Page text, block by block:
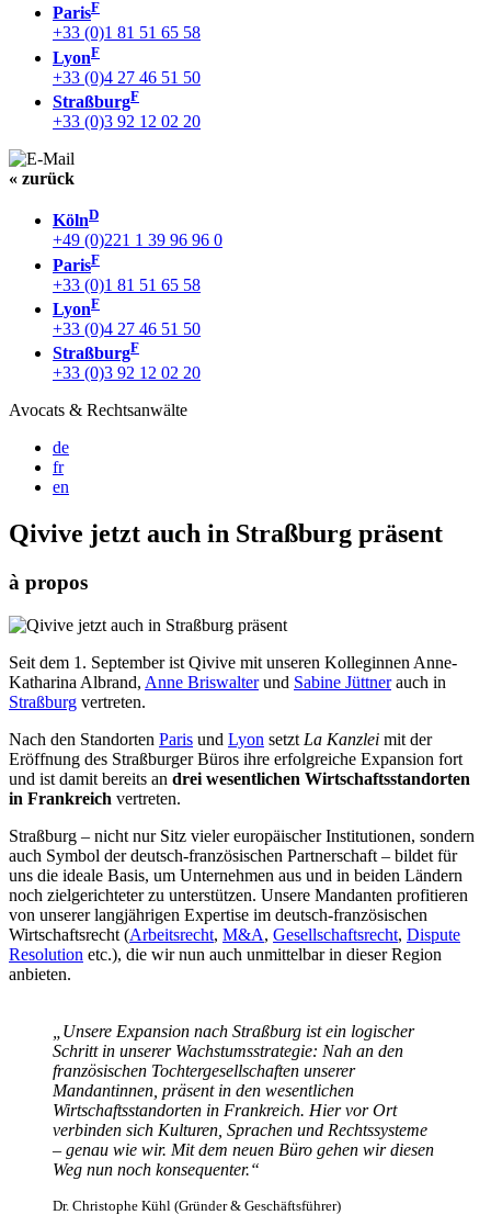
ParisF
+33 (0)1 81 51 65 58
LyonF
+33 (0)4 27 46 51 50
StraßburgF
+33 (0)3 92 12 02 20
« zurück
KölnD
+49 (0)221 1 39 96 96 0
ParisF
+33 (0)1 81 51 65 58
LyonF
+33 (0)4 27 46 51 50
StraßburgF
+33 (0)3 92 12 02 20
Avocats & Rechtsanwälte
de
fr
en
Qivive jetzt auch in Straßburg präsent
à propos
Seit dem 1. September ist Qivive mit unseren Kolleginnen Anne-
Katharina Albrand, Anne Briswalterund Sabine Jüttnerauch in
Straßburg vertreten.
Nach den Standorten Paris und Lyon setzt La Kanzlei mit der
Eröffnung des Straßburger Büros ihre erfolgreiche Expansion fort
und ist damit bereits an drei wesentlichen Wirtschaftsstandorten
in Frankreich vertreten.
Straßburg – nicht nur Sitz vieler europäischer Institutionen, sondern
auch Symbol der deutsch-französischen Partnerschaft – bildet für
uns die ideale Basis, um Unternehmen aus und in beiden Ländern
noch zielgerichteter zu unterstützen. Unsere Mandanten profitieren
von unserer langjährigen Expertise im deutsch-französischen
Wirtschaftsrecht (Arbeitsrecht, M&A, Gesellschaftsrecht, Dispute
Resolution etc.), die wir nun auch unmittelbar in dieser Region
anbieten.
„Unsere Expansion nach Straßburg ist ein logischer
Schritt in unserer Wachstumsstrategie: Nah an den
französischen Tochtergesellschaften unserer
Mandantinnen, präsent in den wesentlichen
Wirtschaftsstandorten in Frankreich. Hier vor Ort
verbinden sich Kulturen, Sprachen und Rechtssysteme
– genau wie wir. Mit dem neuen Büro gehen wir diesen
Weg nun noch konsequenter.“
Dr. Christophe Kühl (Gründer & Geschäftsführer)